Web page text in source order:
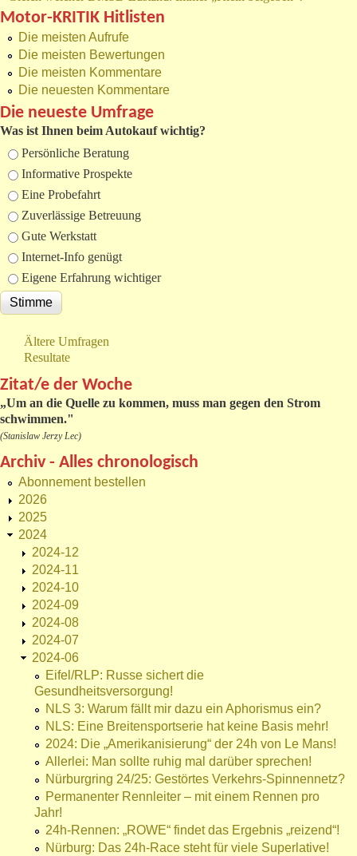
Motor-KRITIK Hitlisten
Die meisten Aufrufe
Die meisten Bewertungen
Die meisten Kommentare
Die neuesten Kommentare
Die neueste Umfrage
Was ist Ihnen beim Autokauf wichtig?
Auswahlmöglichkeiten
Persönliche Beratung
Informative Prospekte
Eine Probefahrt
Zuverlässige Betreuung
Gute Werkstatt
Internet-Info genügt
Eigene Erfahrung wichtiger
Ältere Umfragen
Resultate
Zitat/e der Woche
„Um an die Quelle zu kommen, muss man gegen den Strom
schwimmen."
(Stanislaw Jerzy Lec)
Archiv - Alles chronologisch
Abonnement bestellen
2026
2025
2024
2024-12
2024-11
2024-10
2024-09
2024-08
2024-07
2024-06
Eifel/RLP: Russe sichert die
Gesundheitsversorgung!
NLS 3: Warum fällt mir dazu ein Aphorismus ein?
NLS: Eine Breitensportserie hat keine Basis mehr!
2024: Die „Amerikanisierung“ der 24h von Le Mans!
Allerlei: Man sollte ruhig mal darüber sprechen!
Nürburgring 24/25: Gestörtes Verkehrs-Spinnennetz?
Permanenter Rennleiter – mit einem Rennen pro
Jahr!
24h-Rennen: „ROWE“ findet das Ergebnis „reizend“!
Nürburg: Das 24h-Race steht für viele Superlative!